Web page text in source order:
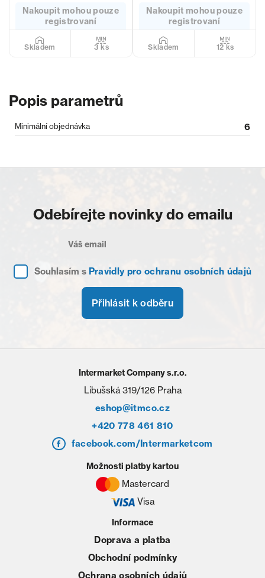
Nakoupit mohou pouze
registrovaní
Skladem 3 ks
Nakoupit mohou pouze
registrovaní
Skladem 12 ks
Popis parametrů
Minimální objednávka 6
Odebírejte novinky do emailu
Souhlasím s Pravidly pro ochranu osobních údajů
Přihlásit k odběru
Intermarket Company s.r.o.
Libušská 319/126 Praha
eshop@itmco.cz
+420 778 461 810
facebook.com/Intermarketcom
Informace
Doprava a platba
Obchodní podmínky
Ochrana osobních údajů
Možnosti platby kartou
Mastercard
Visa